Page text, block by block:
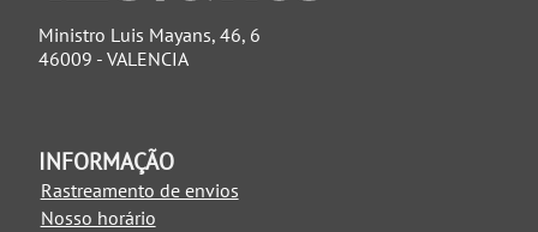
Ministro Luis Mayans, 46, 6
46009 - VALENCIA
INFORMAÇÃO
Rastreamento de envios
Nosso horário